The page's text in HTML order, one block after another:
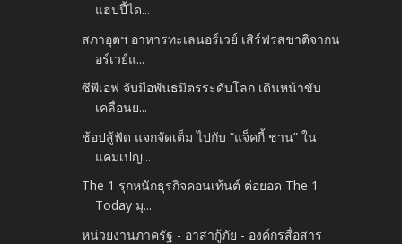
แฮปปี้ได...
สภาอุตฯ อาหารทะเลนอร์เวย์ เสิร์ฟรสชาติจากน
อร์เวย์แ...
ซีพีเอฟ จับมือพันธมิตรระดับโลก เดินหน้าขับ
เคลื่อนย...
ช้อปสู้ฟัด แจกจัดเต็ม ไปกับ “แจ็คกี้ ชาน” ใน
แคมเปญ...
The 1 รุกหนักธุรกิจคอนเท้นต์ ต่อยอด The 1
Today มุ...
หน่วยงานภาครัฐ - อาสากู้ภัย - องค์กรสื่อสาร